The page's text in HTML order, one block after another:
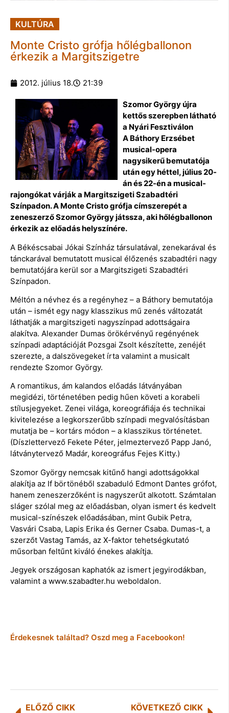
KULTÚRA
Monte Cristo grófja hőlégballonon
érkezik a Margitszigetre
2012. július 18. 21:39
Szomor György újra
kettős szerepben látható
a Nyári Fesztiválon
A Báthory Erzsébet
musical-opera
nagysikerű bemutatója
után egy héttel, július 20-
án és 22-én a musical-
rajongókat várják a Margitszigeti Szabadtéri
Színpadon. A Monte Cristo grófja címszerepét a
zeneszerző Szomor György játssza, aki hőlégballonon
érkezik az előadás helyszínére.
A Békéscsabai Jókai Színház társulatával, zenekarával és
tánckarával bemutatott musical élőzenés szabadtéri nagy
bemutatójára kerül sor a Margitszigeti Szabadtéri
Színpadon.
Méltón a névhez és a regényhez – a Báthory bemutatója
után – ismét egy nagy klasszikus mű zenés változatát
láthatják a margitszigeti nagyszínpad adottságaira
alakítva. Alexander Dumas örökérvényű regényének
színpadi adaptációját Pozsgai Zsolt készítette, zenéjét
szerezte, a dalszövegeket írta valamint a musicalt
rendezte Szomor György.
A romantikus, ám kalandos előadás látványában
megidézi, történetében pedig hűen követi a korabeli
stílusjegyeket. Zenei világa, koreográfiája és technikai
kivitelezése a legkorszerűbb színpadi megvalósításban
mutatja be – kortárs módon – a klasszikus történetet.
(Díszlettervező Fekete Péter, jelmeztervező Papp Janó,
látványtervező Madár, koreográfus Fejes Kitty.)
Szomor György nemcsak kitűnő hangi adottságokkal
alakítja az If börtönéből szabaduló Edmont Dantes grófot,
hanem zeneszerzőként is nagyszerűt alkotott. Számtalan
sláger szólal meg az előadásban, olyan ismert és kedvelt
musical-színészek előadásában, mint Gubik Petra,
Vasvári Csaba, Lapis Erika és Gerner Csaba. Dumas-t, a
szerzőt Vastag Tamás, az X-faktor tehetségkutató
műsorban feltűnt kiváló énekes alakítja.
Jegyek országosan kaphatók az ismert jegyirodákban,
valamint a www.szabadter.hu weboldalon.
Érdekesnek találtad? Oszd meg a Facebookon!
ELŐZŐ CIKK KÖVETKEZŐ CIKK